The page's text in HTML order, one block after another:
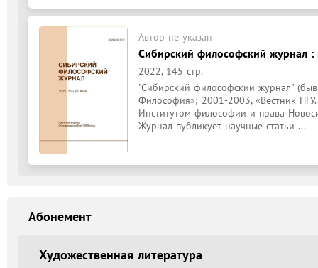
Автор не указан
Сибирский философский журнал
2022, 145 стр.
"Сибирский философский журнал"
Философия»; 2001-2003, «Вестник
Институтом философии и права
Журнал публикует научные статьи ...
Абонемент
Художественная литература